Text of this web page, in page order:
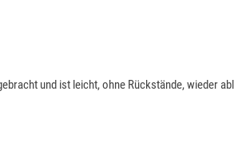
und ist leicht, ohne Rückstände, wieder